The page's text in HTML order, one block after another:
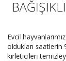
Evcil
oldukları saatlerin
kirleticileri